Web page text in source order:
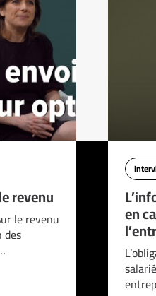
revenu
le revenu en